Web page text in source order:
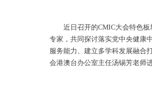
近日召开的CMIC大会特色板
专家，共同探讨落实党中央健康
服务能力、建立多学科发展融合
会港澳台办公室主任汤锡芳老师